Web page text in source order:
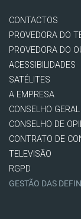
CONTACTOS
PROVEDORA DO
PROVEDORA DO
ACESSIBILIDADES
SATÉLITES
A EMPRESA
CONSELHO
CONSELHO DE
CONTRATO DE
TELEVISÃO
RGPD
GESTÃO DAS